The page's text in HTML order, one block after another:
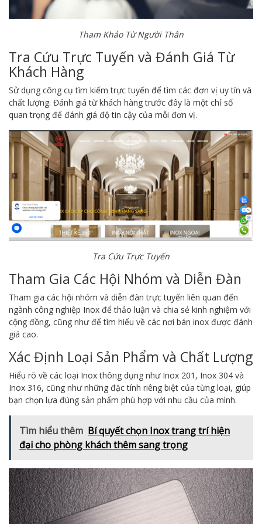
Tham Khảo Từ Người Thân
Tra Cứu Trực Tuyến và Đánh Giá Từ
Khách Hàng
Sử dụng công cụ tìm kiếm trực tuyến để tìm các đơn vị uy tín và
chất lượng. Đánh giá từ khách hàng trước đây là một chỉ số
quan trọng để đánh giá độ tin cậy của mỗi đơn vị.
Tra Cứu Trực Tuyến
Tham Gia Các Hội Nhóm và Diễn Đàn
Tham gia các hội nhóm và diễn đàn trực tuyến liên quan đến
ngành công nghiệp Inox để thảo luận và chia sẻ kinh nghiệm với
cộng đồng, cũng như để tìm hiểu về các nơi bán inox được đánh
giá cao.
Xác Định Loại Sản Phẩm và Chất Lượng
Hiểu rõ về các loại Inox thông dụng như Inox 201, Inox 304 và
Inox 316, cũng như những đặc tính riêng biệt của từng loại, giúp
bạn chọn lựa đúng sản phẩm phù hợp với nhu cầu của mình.
Tìm hiểu thêm Bí quyết chọn Inox trang trí hiện
đại cho phòng khách thêm sang trọng